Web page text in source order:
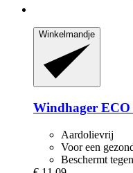
Winkelmandje
Windhager ECO
Aardolievrij
Voor een
Beschermt